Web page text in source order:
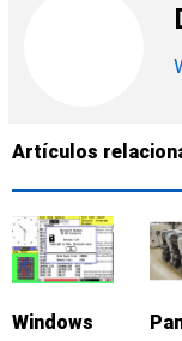
Artículos
Windows